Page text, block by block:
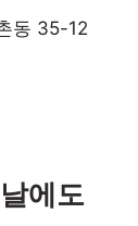
동 35-12
에도